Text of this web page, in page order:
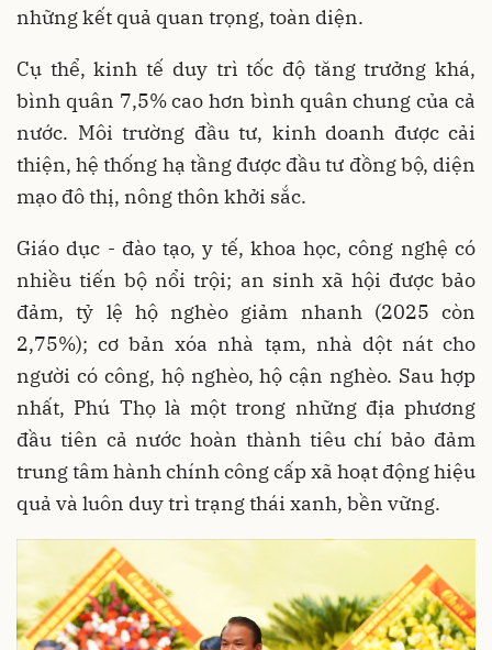
những kết quả quan trọng, toàn diện.
Cụ thể, kinh tế duy trì tốc độ tăng trưởng khá,
bình quân 7,5% cao hơn bình quân chung của cả
nước. Môi trường đầu tư, kinh doanh được cải
thiện, hệ thống hạ tầng được đầu tư đồng bộ, diện
mạo đô thị, nông thôn khởi sắc.
Giáo dục - đào tạo, y tế, khoa học, công nghệ có
nhiều tiến bộ nổi trội; an sinh xã hội được bảo
đảm, tỷ lệ hộ nghèo giảm nhanh (2025 còn
2,75%); cơ bản xóa nhà tạm, nhà dột nát cho
người có công, hộ nghèo, hộ cận nghèo. Sau hợp
nhất, Phú Thọ là một trong những địa phương
đầu tiên cả nước hoàn thành tiêu chí bảo đảm
trung tâm hành chính công cấp xã hoạt động hiệu
quả và luôn duy trì trạng thái xanh, bền vững.